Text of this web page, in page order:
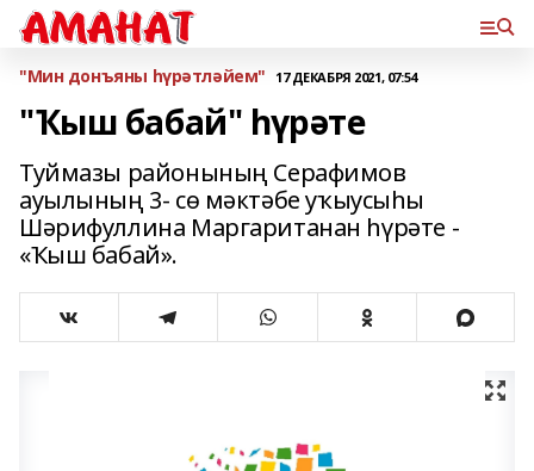
"Мин донъяны һүрәтләйем" 17 ДЕКАБРЯ 2021, 07:54
"Ҡыш бабай" һүрәте
Туймазы районының Серафимов
ауылының 3- сө мәктәбе уҡыусыһы
Шәрифуллина Маргаританан һүрәте -
«Ҡыш бабай».